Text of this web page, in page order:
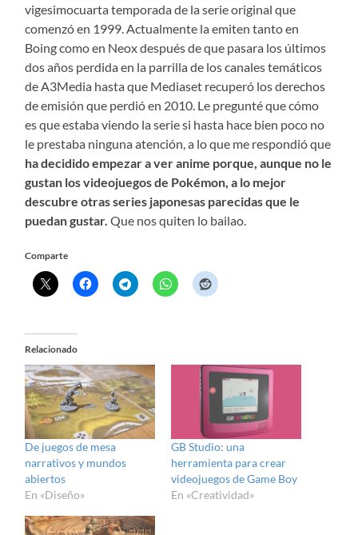
vigesimocuarta temporada de la serie original que
comenzó en 1999. Actualmente la emiten tanto en
Boing como en Neox después de que pasara los últimos
dos años perdida en la parrilla de los canales temáticos
de A3Media hasta que Mediaset recuperó los derechos
de emisión que perdió en 2010. Le pregunté que cómo
es que estaba viendo la serie si hasta hace bien poco no
le prestaba ninguna atención, a lo que me respondió que
ha decidido empezar a ver anime porque, aunque no le
gustan los videojuegos de Pokémon, a lo mejor
descubre otras series japonesas parecidas que le
puedan gustar. Que nos quiten lo bailao.
Comparte
Relacionado
De juegos de mesa
narrativos y mundos
abiertos
En «Diseño»
GB Studio: una
herramienta para crear
videojuegos de Game Boy
En «Creatividad»